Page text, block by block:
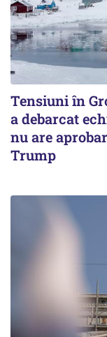
Tensiuni în
a debarcat
nu are
Trump